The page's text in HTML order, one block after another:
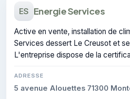
ES Energie Services
Active en vente, installation de
Services dessert Le Creusot et
L'entreprise dispose de la
ADRESSE
5 avenue Alouettes 71300